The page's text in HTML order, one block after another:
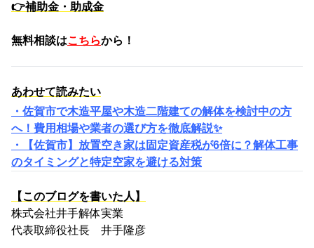
👉補助金・助成金
無料相談はこちらから！
あわせて読みたい
・佐賀市で木造平屋や木造二階建ての解体を検討中の方
へ！費用相場や業者の選び方を徹底解説✨
・【佐賀市】放置空き家は固定資産税が6倍に？解体工事
のタイミングと特定空家を避ける対策
【このブログを書いた人】
株式会社井手解体実業
代表取締役社長 井手隆彦